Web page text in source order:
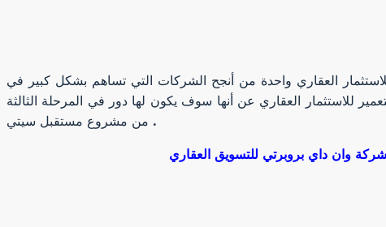
العقاري واحدة من أنجح الشركات التي تساهم بشكل كبير في
للاستثمار العقاري عن أنها سوف يكون لها دور في المرحلة الثالثة
من مشروع مستقبل سيتي .